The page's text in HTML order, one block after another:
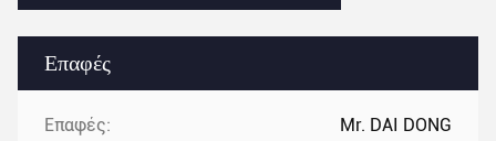
Επαφές
Επαφές: Mr. DAI DONG